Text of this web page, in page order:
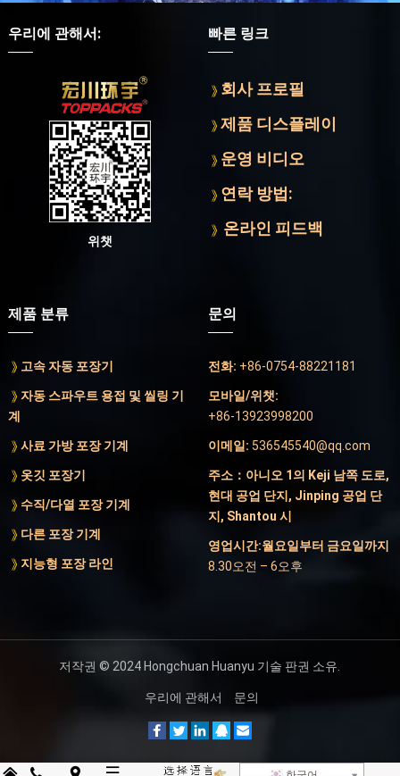
우리에 관해서:
위챗
빠른 링크
회사 프로필
제품 디스플레이
운영 비디오
연락 방법:
온라인 피드백
제품 분류
고속 자동 포장기
자동 스파우트 용접 및 씰링 기
계
사료 가방 포장 기계
옷깃 포장기
수직/다열 포장 기계
다른 포장 기계
지능형 포장 라인
문의
전화: +86-0754-88221181
모바일/위챗:
+86-13923998200
이메일: 536545540@qq.com
주소：아니오 1의 Keji 남쪽 도로,
현대 공업 단지, Jinping 공업 단
지, Shantou 시
영업시간:월요일부터 금요일까지
8.30오전 – 6오후
저작권 © 2024 Hongchuan Huanyu 기술 판권 소유.
우리에 관해서 문의